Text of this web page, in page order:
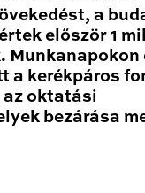
a
először 1
Munkanapokon
a kerékpáros
az oktatási
bezárása